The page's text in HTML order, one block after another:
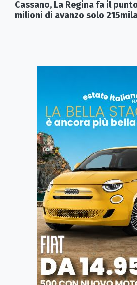
Cassano, La Regina fa il
milioni di avanzo solo